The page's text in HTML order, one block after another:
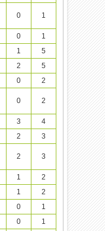
0 1
0
1
1
5
2
5
0 2
0 2
3
4
2 3
2 3
1
2
1
2
0
1
0
1